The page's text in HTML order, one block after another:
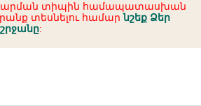
տիպին համապատասխան
տեսնելու համարնշեք Ձեր
: